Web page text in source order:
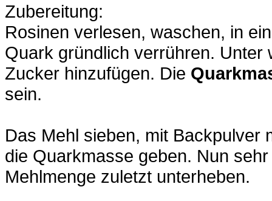
Zubereitung:
Rosinen verlesen, waschen, in
Quark gründlich verrühren.
Zucker hinzufügen. Die
sein.
Das Mehl sieben, mit Backpulver
die Quarkmasse geben. Nun
Mehlmenge zuletzt unterheben.